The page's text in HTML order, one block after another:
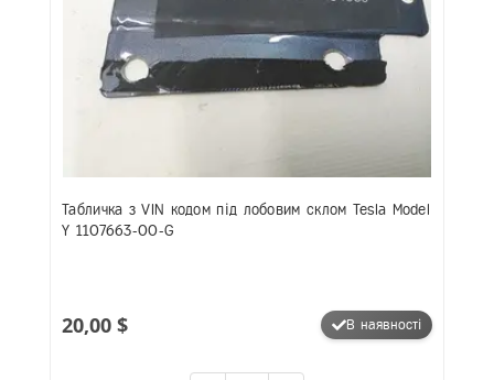
Табличка з VIN кодом під лобовим склом Tesla Model
Y 1107663-00-G
20,00 $ В наявності